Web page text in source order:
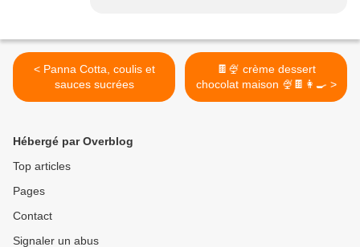
< Panna Cotta, coulis et
sauces sucrées
🍫🍨 crème dessert
chocolat maison 🍨🍫👩‍🍳 >
Hébergé par Overblog
Top articles
Pages
Contact
Signaler un abus